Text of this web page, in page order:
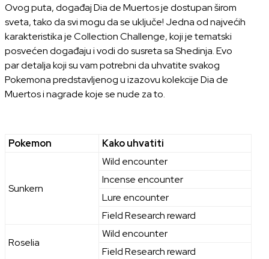
Ovog puta, događaj Dia de Muertos je dostupan širom
sveta, tako da svi mogu da se uključe! Jedna od najvećih
karakteristika je Collection Challenge, koji je tematski
posvećen događaju i vodi do susreta saShedinja. Evo
par detalja koji su vam potrebni da uhvatite svakog
Pokemona predstavljenog u izazovu kolekcije Dia de
Muertos i nagrade koje se nude za to.
Pokemon Kako uhvatiti
Sunkern
Wild encounter
Incense encounter
Lure encounter
Field Research reward
Roselia
Wild encounter
Field Research reward